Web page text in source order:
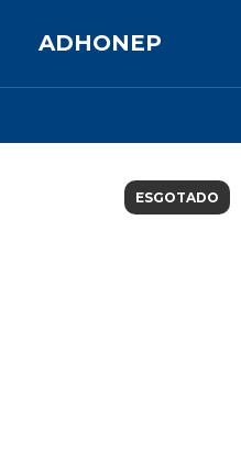
ADHONEP
ESGOTADO